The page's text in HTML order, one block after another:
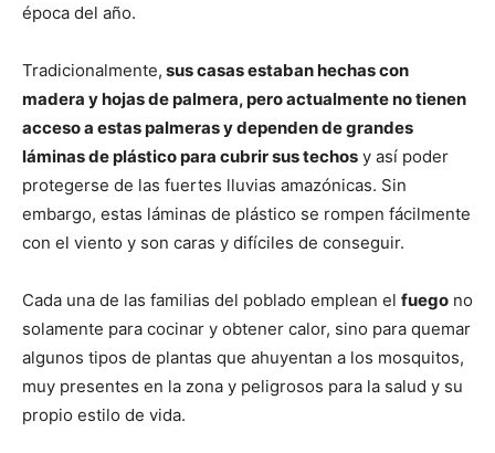
época del año.
Tradicionalmente, sus casas estaban hechas con
madera y hojas de palmera, pero actualmente no tienen
acceso a estas palmeras y dependen de grandes
láminas de plástico para cubrir sus techos y así poder
protegerse de las fuertes lluvias amazónicas. Sin
embargo, estas láminas de plástico se rompen fácilmente
con el viento y son caras y difíciles de conseguir.
Cada una de las familias del poblado emplean el fuego no
solamente para cocinar y obtener calor, sino para quemar
algunos tipos de plantas que ahuyentan a los mosquitos,
muy presentes en la zona y peligrosos para la salud y su
propio estilo de vida.